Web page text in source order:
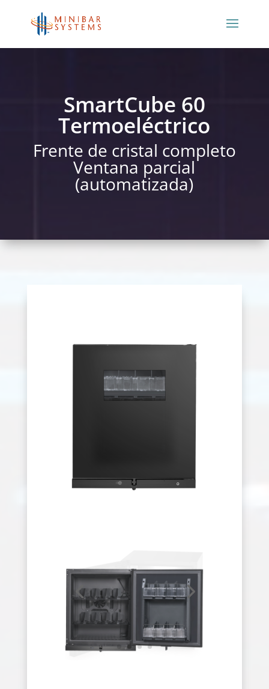
SmartCube 60
Termoeléctrico
Frente de cristal completo
Ventana parcial
(automatizada)